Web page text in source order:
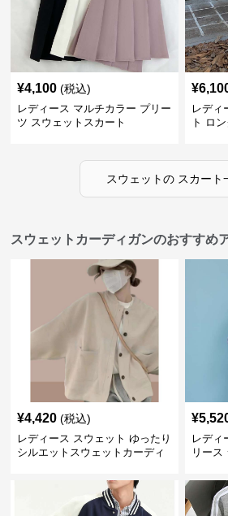
¥4,100 (税込)
レディース マルチカラー プリー
ツ スウェットスカート
¥
レディ
ト ロ
スウェットのスカート
スウェットカーディガンのおすすめ
¥4,420 (税込)
レディース スウェット ゆったり
シルエットスウェットカーディ
¥
レディ
リース